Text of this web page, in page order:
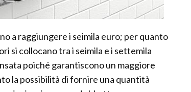
a raggiungere i seimila euro; per quanto
si collocano tra i seimila e i settemila
poiché garantiscono un maggiore
la possibilità di fornire una quantità